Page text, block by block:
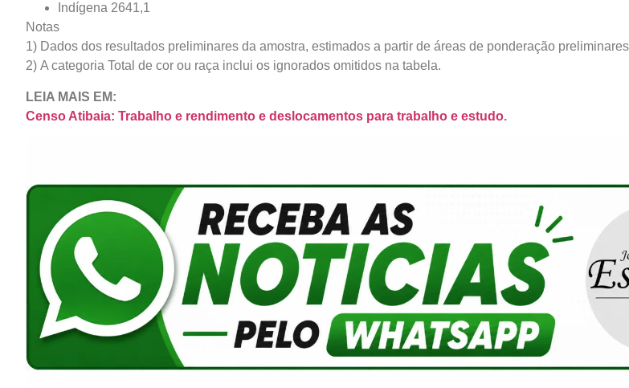
Indígena 2641,1
Notas
1) Dados dos resultados preliminares da amostra, estimados a partir de áreas de ponderação
2) A categoria Total de cor ou raça inclui os ignorados omitidos na tabela.
LEIA MAIS EM:
Censo Atibaia: Trabalho e rendimento e deslocamentos para trabalho e estudo.